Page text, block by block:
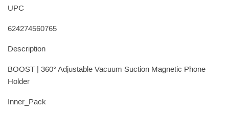
UPC
624274560765
Description
BOOST | 360° Adjustable Vacuum Suction Magnetic Phone
Holder
Inner_Pack